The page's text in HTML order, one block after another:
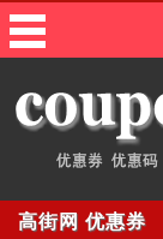
高街网 优惠券